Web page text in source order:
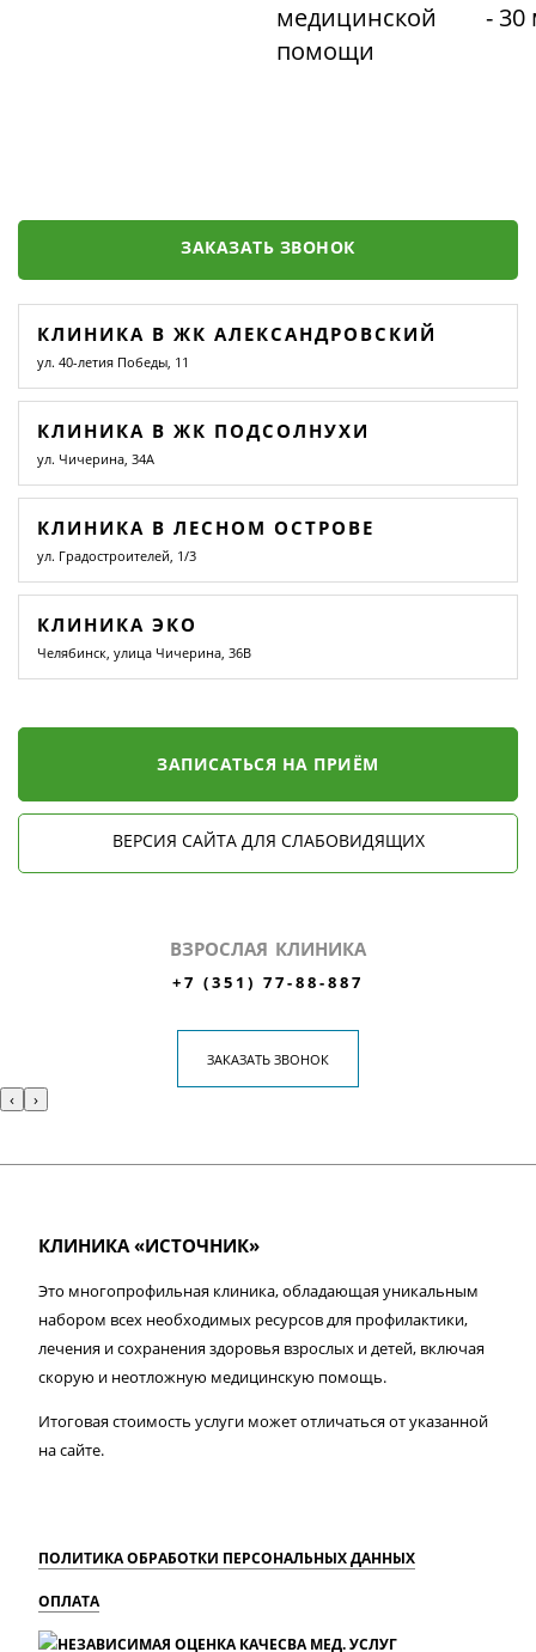
медицинской
помощи
- 30
ЗАКАЗАТЬ ЗВОНОК
КЛИНИКА В ЖК АЛЕКСАНДРОВСКИЙ
ул. 40-летия Победы, 11
КЛИНИКА В ЖК ПОДСОЛНУХИ
ул. Чичерина, 34А
КЛИНИКА В ЛЕСНОМ ОСТРОВЕ
ул. Градостроителей, 1/3
КЛИНИКА ЭКО
Челябинск, улица Чичерина, 36В
ЗАПИСАТЬСЯ НА ПРИЁМ
ВЕРСИЯ САЙТА ДЛЯ СЛАБОВИДЯЩИХ
ВЗРОСЛАЯ КЛИНИКА
+7 (351) 77-88-887
ЗАКАЗАТЬ ЗВОНОК
‹ ›
КЛИНИКА «ИСТОЧНИК»
Это многопрофильная клиника, обладающая уникальным
набором всех необходимых ресурсов для профилактики,
лечения и сохранения здоровья взрослых и детей, включая
скорую и неотложную медицинскую помощь.
Итоговая стоимость услуги может отличаться от указанной
на сайте.
ПОЛИТИКА ОБРАБОТКИ ПЕРСОНАЛЬНЫХ ДАННЫХ
ОПЛАТА